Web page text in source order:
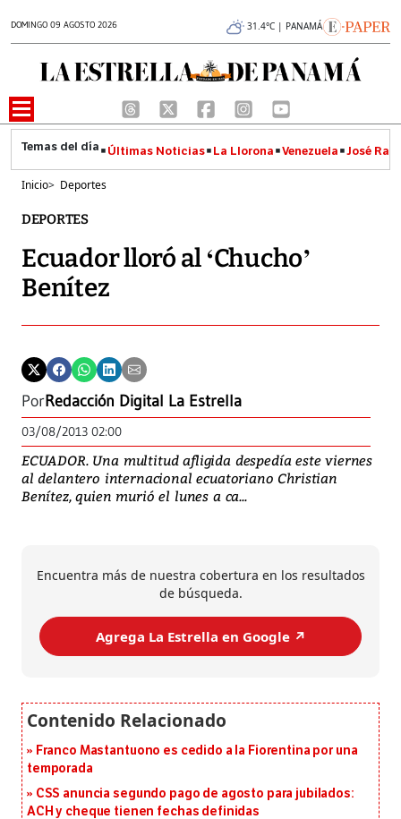
DOMINGO 09 AGOSTO 2026 31.4°C | PANAMÁ
Últimas Noticias La Llorona Venezuela José
Inicio> Deportes
DEPORTES
Ecuador lloró al ‘Chucho’
Benítez
PorRedacción Digital La Estrella
03/08/2013 02:00
ECUADOR. Una multitud afligida despedía este viernes
al delantero internacional ecuatoriano Christian
Benítez, quien murió el lunes a ca...
Encuentra más de nuestra cobertura en los resultados
de búsqueda.
Agrega La Estrella en Google ↗️
Franco Mastantuono es cedido a la Fiorentina por una
temporada
CSS anuncia segundo pago de agosto para jubilados:
ACH y cheque tienen fechas definidas